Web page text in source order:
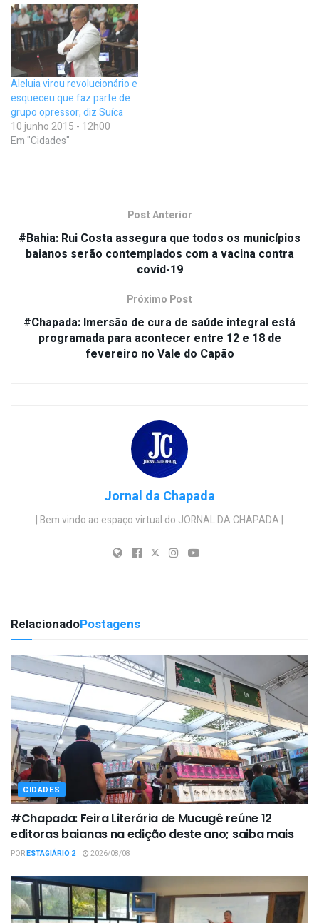
Aleluia virou revolucionário e
esqueceu que faz parte de
grupo opressor, diz Suíca
10 junho 2015 - 12h00
Em "Cidades"
Post Anterior
#Bahia: Rui Costa assegura que todos os municípios
baianos serão contemplados com a vacina contra
covid-19
Próximo Post
#Chapada: Imersão de cura de saúde integral está
programada para acontecer entre 12 e 18 de
fevereiro no Vale do Capão
Jornal da Chapada
| Bem vindo ao espaço virtual do JORNAL DA CHAPADA |
RelacionadoPostagens
CIDADES
#Chapada: Feira Literária de Mucugê reúne 12
editoras baianas na edição deste ano; saiba mais
PORESTAGIÁRIO 2 2026/08/08